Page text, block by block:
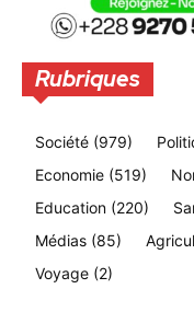
Rubriques
Société (979)
Economie (519)
Education (220)
Médias (85)
Voyage (2)